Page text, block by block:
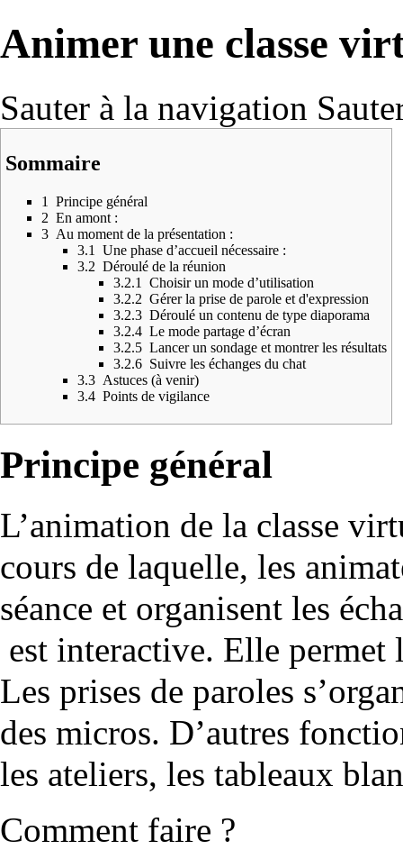
Animer une classe
Sauter à la navigation
Sommaire
1
Principe général
2 En amont :
3 Au moment de la présentation :
3.1
Une phase d’accueil nécessaire :
3.2 Déroulé de la réunion
3.2.1
Choisir un mode d’utilisation
3.2.2 Gérer la prise de parole et d'expression
3.2.3 Déroulé un contenu de type diaporama
3.2.4 Le mode partage d’écran
3.2.5 Lancer un sondage et montrer les résultats
3.2.6 Suivre les échanges du chat
3.3 Astuces (à venir)
3.4 Points de vigilance
Principe général
L’animation de la classe
cours de laquelle, les
séance et organisent les
est interactive. Elle permet
Les prises de paroles
des micros. D’autres
les ateliers, les tableaux
Comment faire ?